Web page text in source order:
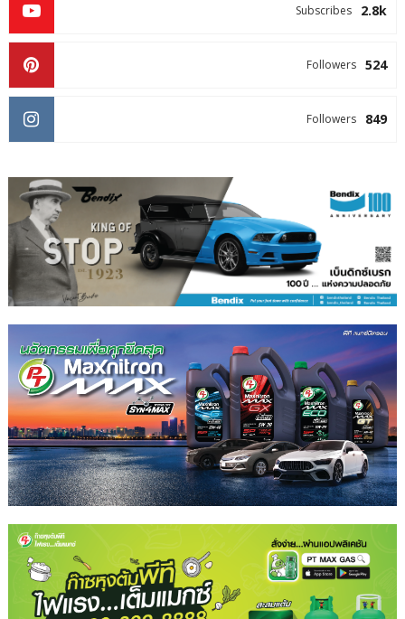
2.8k
Subscribes
524
Followers
849
Followers